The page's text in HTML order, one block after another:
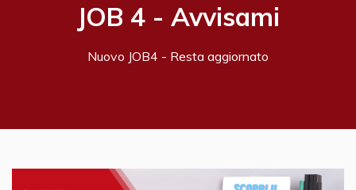
JOB 4 - Avvisami
Nuovo JOB4 - Resta aggiornato